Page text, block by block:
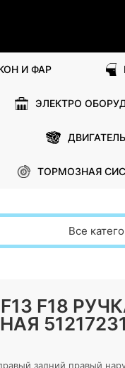
И ФАР
ЭЛЕКТРО
ДВИГАТЕЛЬ
ТОРМОЗНАЯ
Все
F13 F18
задний правый